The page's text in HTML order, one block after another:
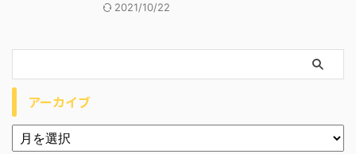
2021/10/22
アーカイブ